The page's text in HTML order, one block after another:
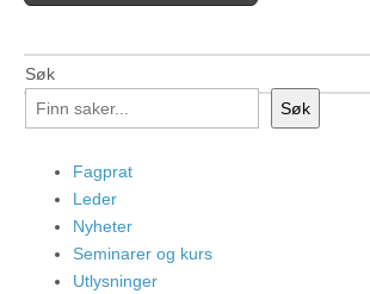
Søk
Søk
Fagprat
Leder
Nyheter
Seminarer og kurs
Utlysninger